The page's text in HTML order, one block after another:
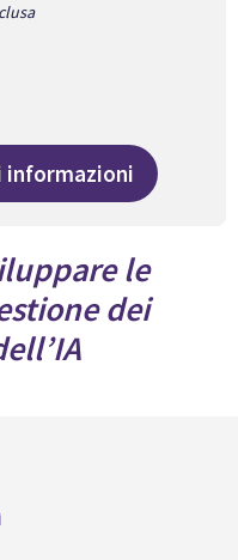
informazioni
le
dei